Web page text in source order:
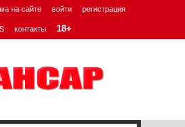
на сайте войти регистрация
контакты 18+